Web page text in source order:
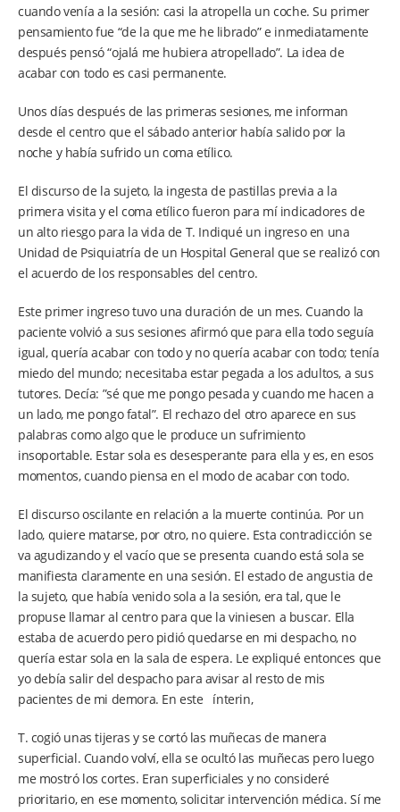
cuando venía a la sesión: casi la atropella un coche. Su primer
pensamiento fue “de la que me he librado” e inmediatamente
después pensó “ojalá me hubiera atropellado”. La idea de
acabar con todo es casi permanente.
Unos días después de las primeras sesiones, me informan
desde el centro que el sábado anterior había salido por la
noche y había sufrido un coma etílico.
El discurso de la sujeto, la ingesta de pastillas previa a la
primera visita y el coma etílico fueron para mí indicadores de
un alto riesgo para la vida de T. Indiqué un ingreso en una
Unidad de Psiquiatría de un Hospital General que se realizó con
el acuerdo de los responsables del centro.
Este primer ingreso tuvo una duración de un mes. Cuando la
paciente volvió a sus sesiones afirmó que para ella todo seguía
igual, quería acabar con todo y no quería acabar con todo; tenía
miedo del mundo; necesitaba estar pegada a los adultos, a sus
tutores. Decía: ”sé que me pongo pesada y cuando me hacen a
un lado, me pongo fatal”. El rechazo del otro aparece en sus
palabras como algo que le produce un sufrimiento
insoportable. Estar sola es desesperante para ella y es, en esos
momentos, cuando piensa en el modo de acabar con todo.
El discurso oscilante en relación a la muerte continúa. Por un
lado, quiere matarse, por otro, no quiere. Esta contradicción se
va agudizando y el vacío que se presenta cuando está sola se
manifiesta claramente en una sesión. El estado de angustia de
la sujeto, que había venido sola a la sesión, era tal, que le
propuse llamar al centro para que la viniesen a buscar. Ella
estaba de acuerdo pero pidió quedarse en mi despacho, no
quería estar sola en la sala de espera. Le expliqué entonces que
yo debía salir del despacho para avisar al resto de mis
pacientes de mi demora. En este ínterin,
T. cogió unas tijeras y se cortó las muñecas de manera
superficial. Cuando volví, ella se ocultó las muñecas pero luego
me mostró los cortes. Eran superficiales y no consideré
prioritario, en ese momento, solicitar intervención médica. Sí me